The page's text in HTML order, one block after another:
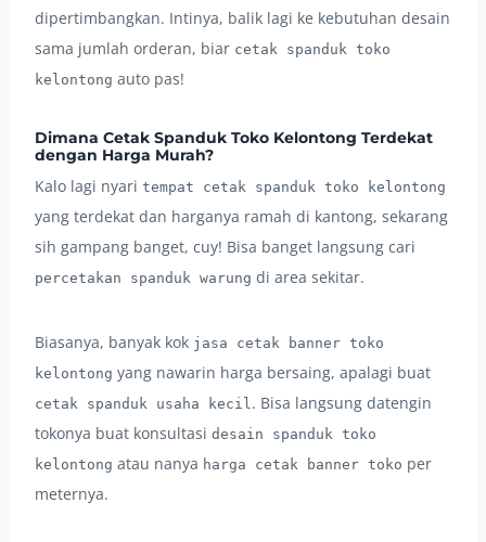
dipertimbangkan. Intinya, balik lagi ke kebutuhan desain
sama jumlah orderan, biar cetak spanduk toko
kelontong auto pas!
Dimana Cetak Spanduk Toko Kelontong Terdekat
dengan Harga Murah?
Kalo lagi nyari tempat cetak spanduk toko kelontong
yang terdekat dan harganya ramah di kantong, sekarang
sih gampang banget, cuy! Bisa banget langsung cari
percetakan spanduk warung di area sekitar.
Biasanya, banyak kok jasa cetak banner toko
kelontong yang nawarin harga bersaing, apalagi buat
cetak spanduk usaha kecil. Bisa langsung datengin
tokonya buat konsultasi desain spanduk toko
kelontong atau nanya harga cetak banner toko per
meternya.